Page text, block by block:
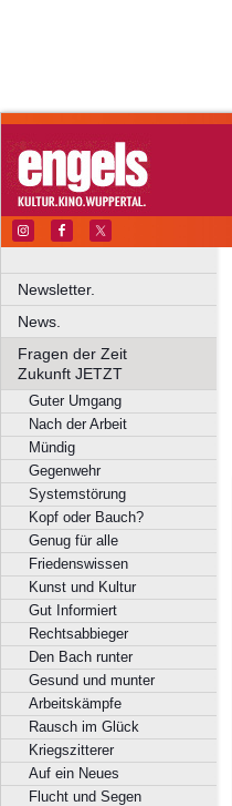
Newsletter.
News.
Fragen der Zeit
Zukunft JETZT
Guter Umgang
Nach der Arbeit
Mündig
Gegenwehr
Systemstörung
Kopf oder Bauch?
Genug für alle
Friedenswissen
Kunst und Kultur
Gut Informiert
Rechtsabbieger
Den Bach runter
Gesund und munter
Arbeitskämpfe
Rausch im Glück
Kriegszitterer
Auf ein Neues
Flucht und Segen